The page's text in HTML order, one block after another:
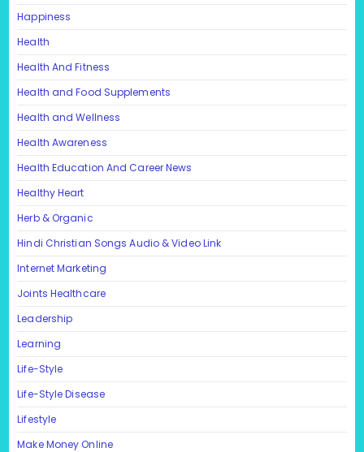
Happiness
Health
Health And Fitness
Health and Food Supplements
Health and Wellness
Health Awareness
Health Education And Career News
Healthy Heart
Herb & Organic
Hindi Christian Songs Audio & Video Link
Internet Marketing
Joints Healthcare
Leadership
Learning
Life-Style
Life-Style Disease
Lifestyle
Make Money Online